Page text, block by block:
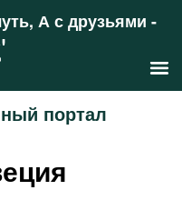
А с друзьями -
портал